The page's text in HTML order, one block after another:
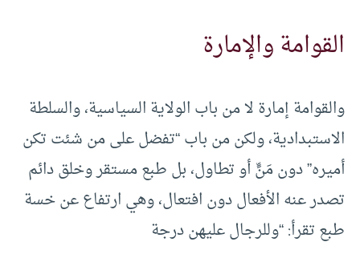
القوامة والإمارة
والقوامة إمارة لا من باب الولاية السياسية، والسلطة
الاستبدادية، ولكن من باب “تفضل على من شئت تكن
أميره” دون مَنٍّ أو تطاول، بل طبع مستقر وخلق دائم
تصدر عنه الأفعال دون افتعال، وهي ارتفاع عن خسة
طبع تقرأ: “وللرجال عليهن درجة